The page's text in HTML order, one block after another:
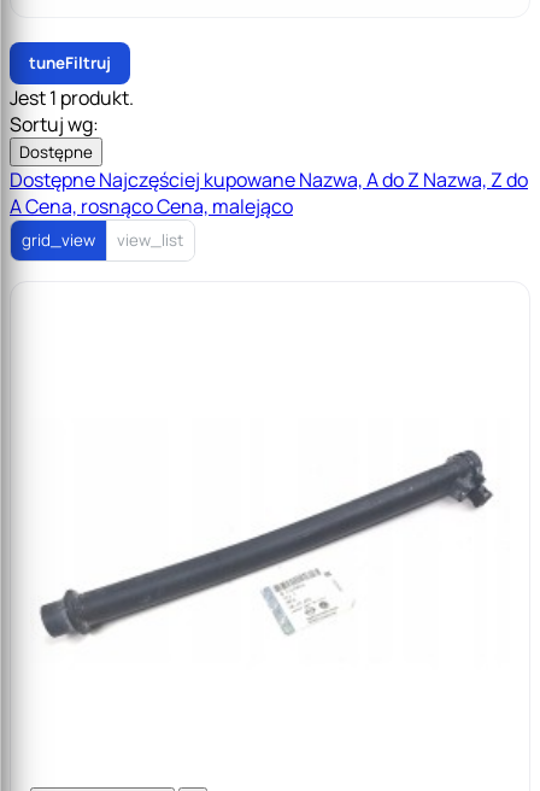
tuneFiltruj
Jest 1 produkt.
Sortuj wg:
Dostępne
DostępneNajczęściej kupowaneNazwa, A do Z Nazwa, Z do
ACena, rosnącoCena, malejąco
grid_view view_list